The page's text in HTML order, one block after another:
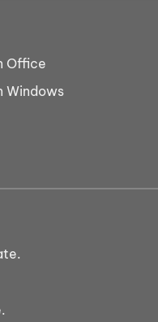
Office
Windows